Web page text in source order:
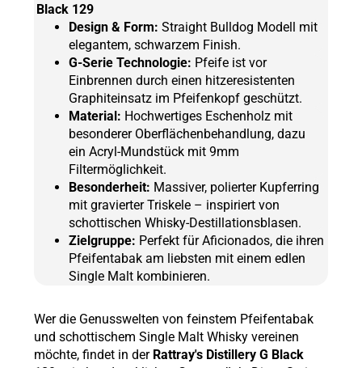
Black 129
Design & Form: Straight Bulldog Modell mit
elegantem, schwarzem Finish.
G-Serie Technologie: Pfeife ist vor
Einbrennen durch einen hitzeresistenten
Graphiteinsatz im Pfeifenkopf geschützt.
Material: Hochwertiges Eschenholz mit
besonderer Oberflächenbehandlung, dazu
ein Acryl-Mundstück mit 9mm
Filtermöglichkeit.
Besonderheit: Massiver, polierter Kupferring
mit gravierter Triskele – inspiriert von
schottischen Whisky-Destillationsblasen.
Zielgruppe: Perfekt für Aficionados, die ihren
Pfeifentabak am liebsten mit einem edlen
Single Malt kombinieren.
Wer die Genusswelten von feinstem Pfeifentabak
und schottischem Single Malt Whisky vereinen
möchte, findet in der Rattray's Distillery G Black